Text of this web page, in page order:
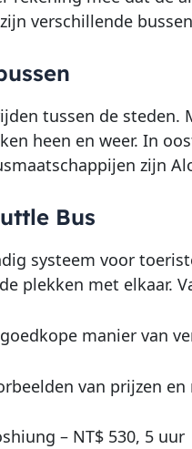
verschillende
tussen de
heen en weer. In
zijn
Bus
systeem voor
plekken met elkaar.
manier van
van prijzen
– NT$ 530, 5 uur